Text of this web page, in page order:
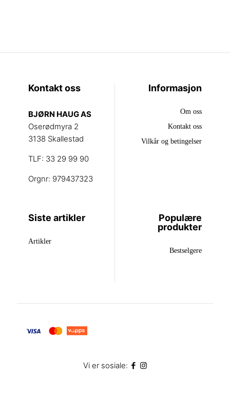
Kontakt oss
BJØRN HAUG AS
Oserødmyra 2
3138 Skallestad
TLF: 33 29 99 90
Orgnr: 979437323
Informasjon
Om oss
Kontakt oss
Vilkår og betingelser
Siste artikler
Artikler
Populære
produkter
Bestselgere
Vi er sosiale: